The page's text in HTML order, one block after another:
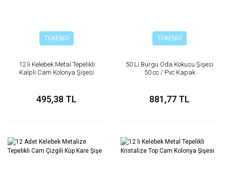
TÜKENDİ
12 li Kelebek Metal Tepelikli
Kalpli Cam Kolonya Şişesi
495,38 TL
TÜKENDİ
50 Li Burgu Oda Kokusu Şişesi
50 cc / Pvc Kapak
881,77 TL